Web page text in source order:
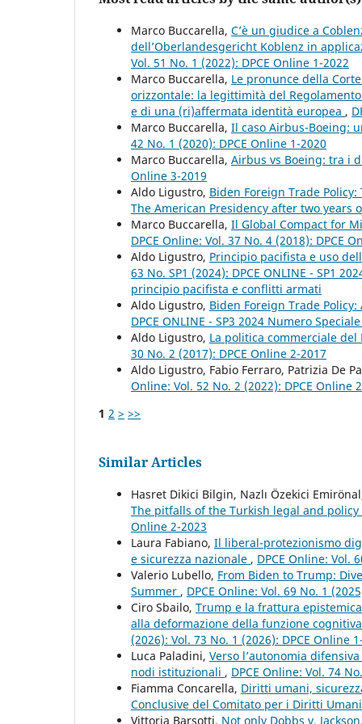
Marco Buccarella, C’è un giudice a
dell’Oberlandesgericht Koblenz in
Vol. 51 No. 1 (2022): DPCE Online 1-2022
Marco Buccarella, Le pronunce della
orizzontale: la legittimità del
e di una (ri)affermata identità europea ,
Marco Buccarella, Il caso Airbus-Boeing:
42 No. 1 (2020): DPCE Online 1-2020
Marco Buccarella, Airbus vs Boeing: tra i
Online 3-2019
Aldo Ligustro, Biden Foreign Trade
The American Presidency after two years
Marco Buccarella, Il Global Compact for
DPCE Online: Vol. 37 No. 4 (2018): DPCE
Aldo Ligustro, Principio pacifista e uso
63 No. SP1 (2024): DPCE ONLINE - SP1
principio pacifista e conflitti armati
Aldo Ligustro, Biden Foreign Trade
DPCE ONLINE - SP3 2024 Numero
Aldo Ligustro, La politica commerciale
30 No. 2 (2017): DPCE Online 2-2017
Aldo Ligustro, Fabio Ferraro, Patrizia De
Online: Vol. 52 No. 2 (2022): DPCE Online
1 2 > >>
Similar Articles
Hasret Dikici Bilgin, Nazlı Özekici
The pitfalls of the Turkish legal and
Online 2-2023
Laura Fabiano, Il liberal-protezionismo
e sicurezza nazionale , DPCE Online: Vol.
Valerio Lubello, From Biden to Trump:
Summer , DPCE Online: Vol. 69 No. 1
Ciro Sbailo, Trump e la frattura
alla deformazione della funzione
(2026): Vol. 73 No. 1 (2026): DPCE Online
Luca Paladini, Verso l’autonomia
nodi istituzionali , DPCE Online: Vol. 74
Fiamma Concarella, Diritti umani,
Conclusive del Comitato per i Diritti
Vittoria Barsotti, Not only Dobbs v.